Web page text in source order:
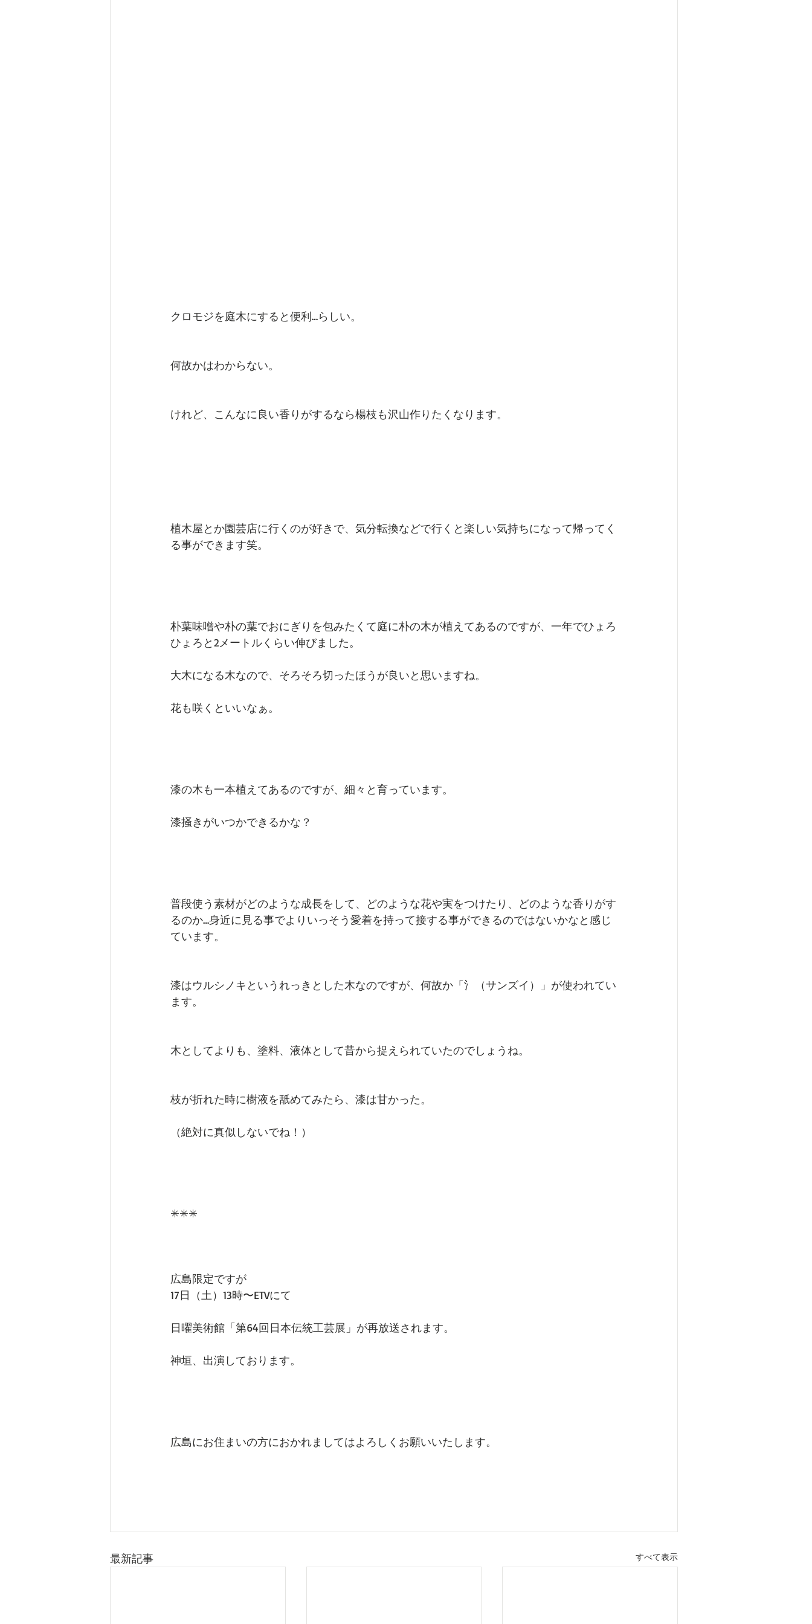
クロモジを庭木にすると便利…らしい。
何故かはわからない。
けれど、こんなに良い香りがするなら楊枝も沢山作りたくなります。
植木屋とか園芸店に行くのが好きで、気分転換などで行くと楽しい気持ちになって帰ってく
る事ができます笑。
朴葉味噌や朴の葉でおにぎりを包みたくて庭に朴の木が植えてあるのですが、一年でひょろ
ひょろと2メートルくらい伸びました。
大木になる木なので、そろそろ切ったほうが良いと思いますね。
花も咲くといいなぁ。
漆の木も一本植えてあるのですが、細々と育っています。
漆掻きがいつかできるかな？
普段使う素材がどのような成長をして、どのような花や実をつけたり、どのような香りがす
るのか…身近に見る事でよりいっそう愛着を持って接する事ができるのではないかなと感じ
ています。
漆はウルシノキというれっきとした木なのですが、何故か「氵（サンズイ）」が使われてい
ます。
木としてよりも、塗料、液体として昔から捉えられていたのでしょうね。
枝が折れた時に樹液を舐めてみたら、漆は甘かった。
（絶対に真似しないでね！）
✳︎✳︎✳︎
広島限定ですが
17日（土）13時〜ETVにて
日曜美術館「第64回日本伝統工芸展」が再放送されます。
神垣、出演しております。
広島にお住まいの方におかれましてはよろしくお願いいたします。
最新記事 すべて表示